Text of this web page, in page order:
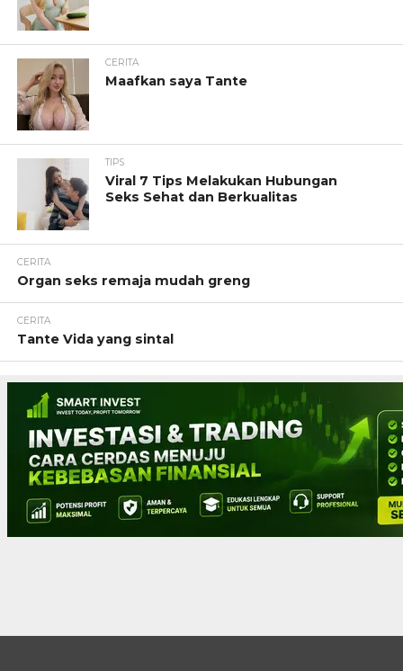
CERITA
Maafkan saya Tante
TIPS
Viral 7 Tips Melakukan Hubungan
Seks Sehat dan Berkualitas
CERITA
Organ seks remaja mudah greng
CERITA
Tante Vida yang sintal